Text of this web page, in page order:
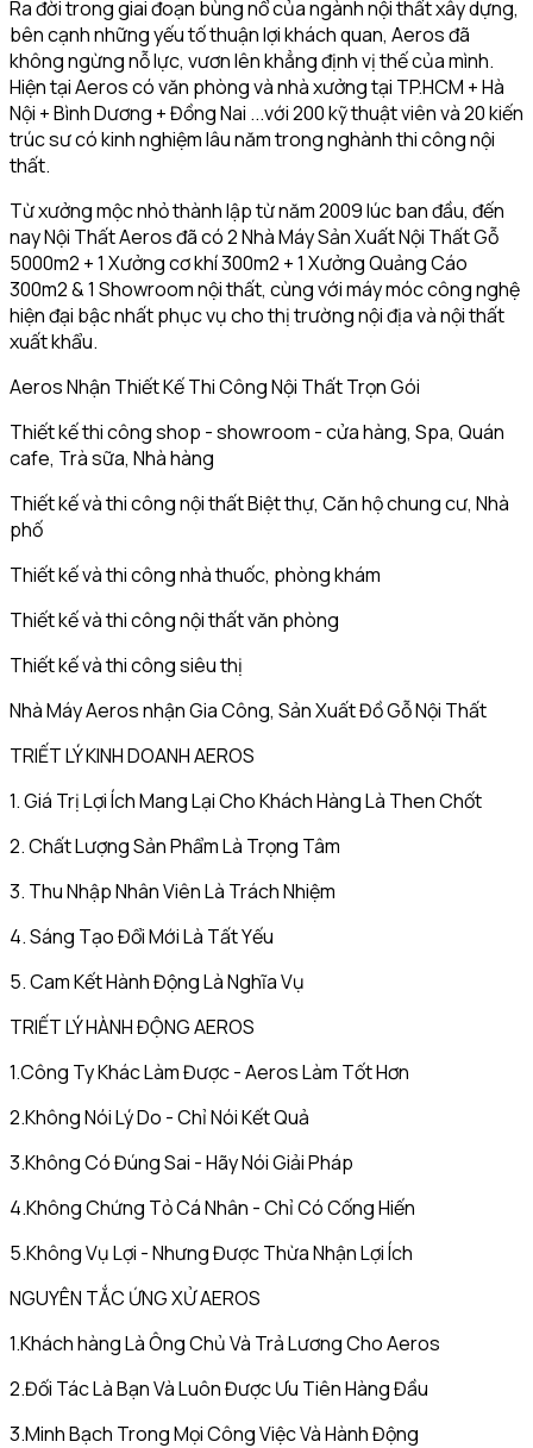
Ra đời trong giai đoạn bùng nổ của ngành nội thất xây dựng,
bên cạnh những yếu tố thuận lợi khách quan, Aeros đã
không ngừng nỗ lực, vươn lên khẳng định vị thế của mình.
Hiện tại Aeros có văn phòng và nhà xưởng tại TP.HCM + Hà
Nội + Bình Dương + Đồng Nai ...với 200 kỹ thuật viên và 20 kiến
trúc sư có kinh nghiệm lâu năm trong nghành thi công nội
thất.
Từ xưởng mộc nhỏ thành lập từ năm 2009 lúc ban đầu, đến
nay Nội Thất Aeros đã có 2 Nhà Máy Sản Xuất Nội Thất Gỗ
5000m2 + 1 Xưởng cơ khí 300m2 + 1 Xưởng Quảng Cáo
300m2 & 1 Showroom nội thất, cùng với máy móc công nghệ
hiện đại bậc nhất phục vụ cho thị trường nội địa và nội thất
xuất khẩu.
Aeros Nhận Thiết Kế Thi Công Nội Thất Trọn Gói
Thiết kế thi công shop - showroom - cửa hàng, Spa, Quán
cafe, Trà sữa, Nhà hàng
Thiết kế và thi công nội thất Biệt thự, Căn hộ chung cư, Nhà
phố
Thiết kế và thi công nhà thuốc, phòng khám
Thiết kế và thi công nội thất văn phòng
Thiết kế và thi công siêu thị
Nhà Máy Aeros nhận Gia Công, Sản Xuất Đồ Gỗ Nội Thất
TRIẾT LÝ KINH DOANH AEROS
1. Giá Trị Lợi Ích Mang Lại Cho Khách Hàng Là Then Chốt
2. Chất Lượng Sản Phẩm Là Trọng Tâm
3. Thu Nhập Nhân Viên Là Trách Nhiệm
4. Sáng Tạo Đổi Mới Là Tất Yếu
5. Cam Kết Hành Động Là Nghĩa Vụ
TRIẾT LÝ HÀNH ĐỘNG AEROS
1.Công Ty Khác Làm Được - Aeros Làm Tốt Hơn
2.Không Nói Lý Do - Chỉ Nói Kết Quả
3.Không Có Đúng Sai - Hãy Nói Giải Pháp
4.Không Chứng Tỏ Cá Nhân - Chỉ Có Cống Hiến
5.Không Vụ Lợi - Nhưng Được Thừa Nhận Lợi Ích
NGUYÊN TẮC ỨNG XỬ AEROS
1.Khách hàng Là Ông Chủ Và Trả Lương Cho Aeros
2.Đối Tác Là Bạn Và Luôn Được Ưu Tiên Hàng Đầu
3.Minh Bạch Trong Mọi Công Việc Và Hành Động